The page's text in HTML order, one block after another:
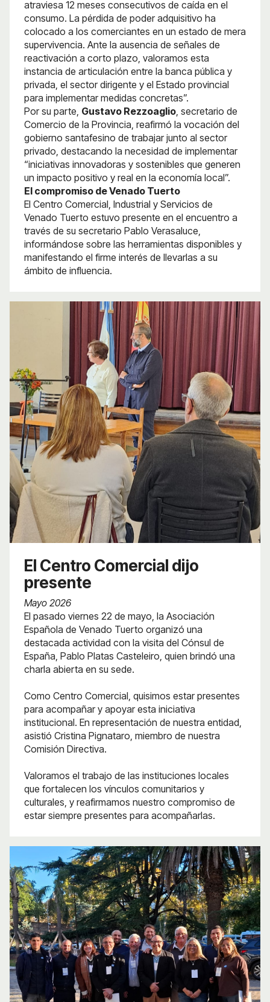
atraviesa 12 meses consecutivos de caída en el
consumo. La pérdida de poder adquisitivo ha
colocado a los comerciantes en un estado de mera
supervivencia. Ante la ausencia de señales de
reactivación a corto plazo, valoramos esta
instancia de articulación entre la banca pública y
privada, el sector dirigente y el Estado provincial
para implementar medidas concretas”.
Por su parte, Gustavo Rezzoaglio , secretario de
Comercio de la Provincia, reafirmó la vocación del
gobierno santafesino de trabajar junto al sector
privado, destacando la necesidad de implementar
“iniciativas innovadoras y sostenibles que generen
un impacto positivo y real en la economía local”.
El compromiso de Venado Tuerto
El Centro Comercial, Industrial y Servicios de
Venado Tuerto estuvo presente en el encuentro a
través de su secretario Pablo Verasaluce,
informándose sobre las herramientas disponibles y
manifestando el firme interés de llevarlas a su
ámbito de influencia.
El Centro Comercial dijo
presente
Mayo 2026
El pasado viernes 22 de mayo, la Asociación
Española de Venado Tuerto organizó una
destacada actividad con la visita del Cónsul de
España, Pablo Platas Casteleiro, quien brindó una
charla abierta en su sede.
Como Centro Comercial, quisimos estar presentes
para acompañar y apoyar esta iniciativa
institucional. En representación de nuestra entidad,
asistió Cristina Pignataro, miembro de nuestra
Comisión Directiva.
Valoramos el trabajo de las instituciones locales
que fortalecen los vínculos comunitarios y
culturales, y reafirmamos nuestro compromiso de
estar siempre presentes para acompañarlas.